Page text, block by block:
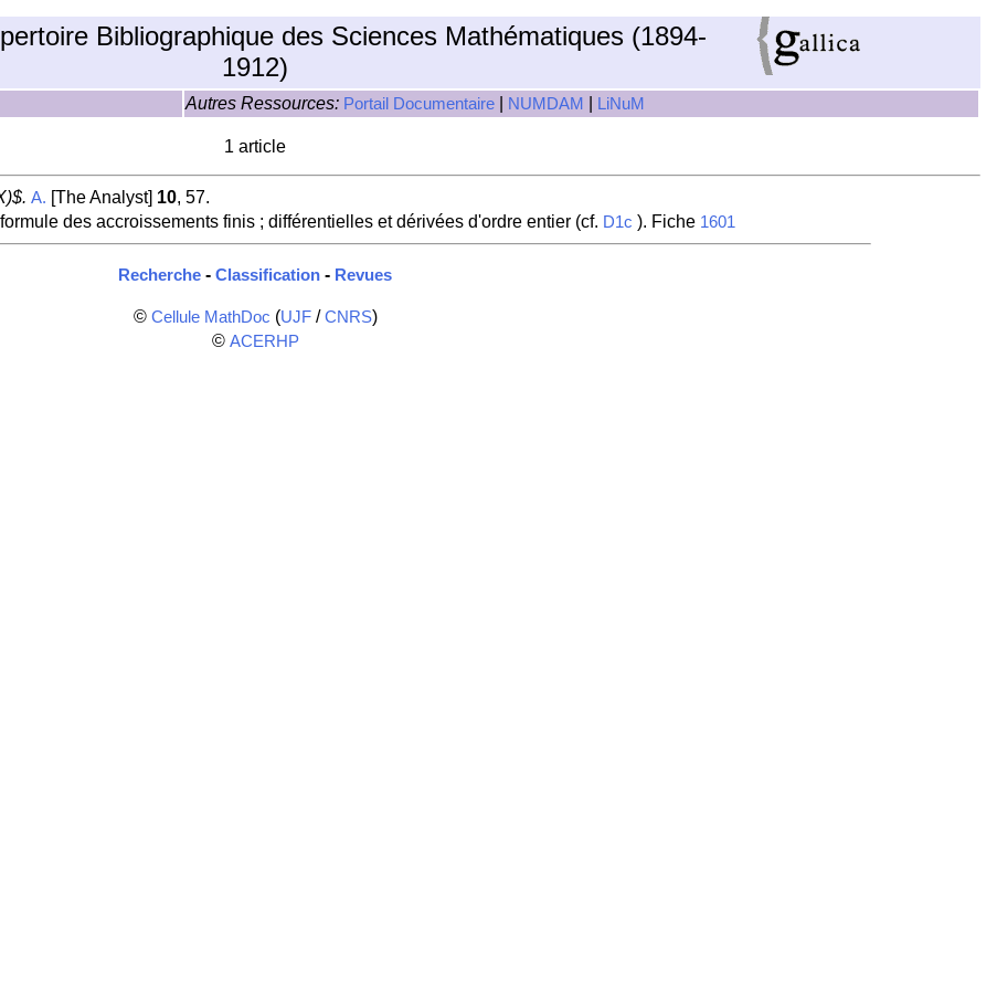
Bibliographique des Sciences Mathématiques (1894-
1912)
Autres Ressources: Portail Documentaire NUMDAM LiNuM
1 article
A. [The Analyst] 10, 57.
des accroissements finis ; différentielles et dérivées d'ordre entier (cf. D1c ). Fiche 1601
Recherche - Classification - Revues
© Cellule MathDoc (UJF/CNRS)
© ACERHP